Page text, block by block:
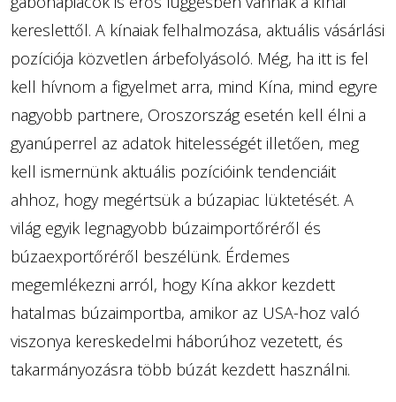
kereslettől. A kínaiak felhalmozása, aktuális vásárlási
pozíciója közvetlen árbefolyásoló. Még, ha itt is fel
kell hívnom a figyelmet arra, mind Kína, mind egyre
nagyobb partnere, Oroszország esetén kell élni a
gyanúperrel az adatok hitelességét illetően, meg
kell ismernünk aktuális pozícióink tendenciáit
ahhoz, hogy megértsük a búzapiac lüktetését. A
világ egyik legnagyobb búzaimportőréről és
búzaexportőréről beszélünk. Érdemes
megemlékezni arról, hogy Kína akkor kezdett
hatalmas búzaimportba, amikor az USA-hoz való
viszonya kereskedelmi háborúhoz vezetett, és
takarmányozásra több búzát kezdett használni.